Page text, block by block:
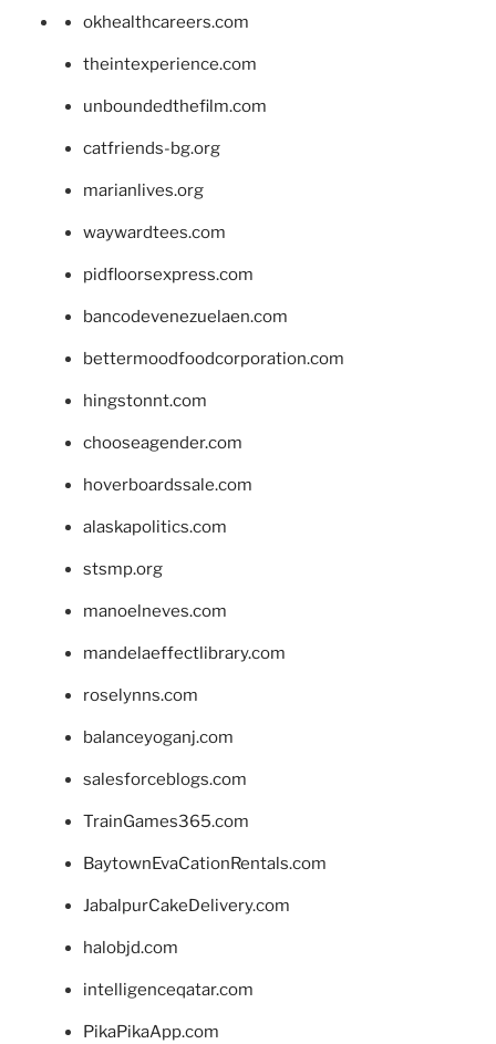
okhealthcareers.com
theintexperience.com
unboundedthefilm.com
catfriends-bg.org
marianlives.org
waywardtees.com
pidfloorsexpress.com
bancodevenezuelaen.com
bettermoodfoodcorporation.com
hingstonnt.com
chooseagender.com
hoverboardssale.com
alaskapolitics.com
stsmp.org
manoelneves.com
mandelaeffectlibrary.com
roselynns.com
balanceyoganj.com
salesforceblogs.com
TrainGames365.com
BaytownEvaCationRentals.com
JabalpurCakeDelivery.com
halobjd.com
intelligenceqatar.com
PikaPikaApp.com